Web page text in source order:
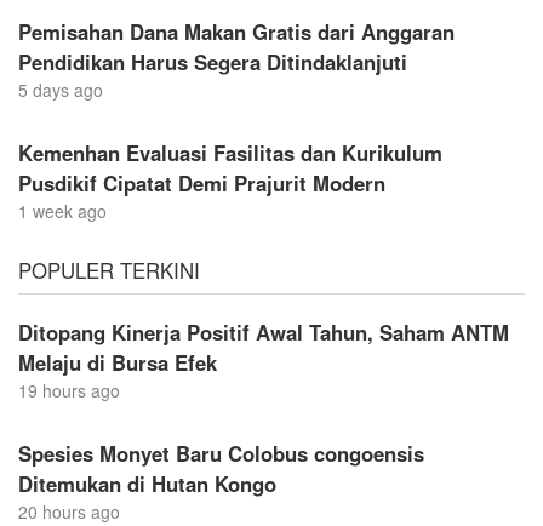
Pemisahan Dana Makan Gratis dari Anggaran
Pendidikan Harus Segera Ditindaklanjuti
5 days ago
Kemenhan Evaluasi Fasilitas dan Kurikulum
Pusdikif Cipatat Demi Prajurit Modern
1 week ago
POPULER TERKINI
Ditopang Kinerja Positif Awal Tahun, Saham ANTM
Melaju di Bursa Efek
19 hours ago
Spesies Monyet Baru Colobus congoensis
Ditemukan di Hutan Kongo
20 hours ago